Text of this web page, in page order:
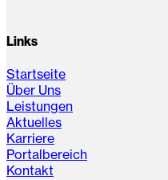
Links
Startseite
Über Uns
Leistungen
Aktuelles
Karriere
Portalbereich
Kontakt